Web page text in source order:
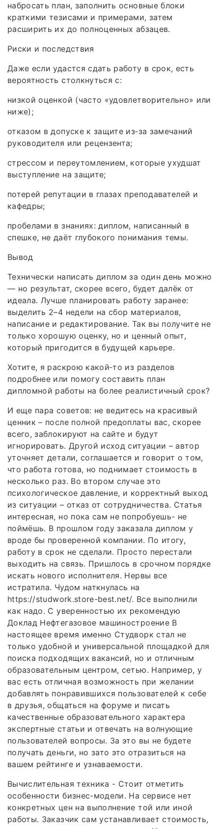
набросать план, заполнить основные блоки
краткими тезисами и примерами, затем
расширить их до полноценных абзацев.
Риски и последствия
Даже если удастся сдать работу в срок, есть
вероятность столкнуться с:
низкой оценкой (часто «удовлетворительно» или
ниже);
отказом в допуске к защите из‑за замечаний
руководителя или рецензента;
стрессом и переутомлением, которые ухудшат
выступление на защите;
потерей репутации в глазах преподавателей и
кафедры;
пробелами в знаниях: диплом, написанный в
спешке, не даёт глубокого понимания темы.
Вывод
Технически написать диплом за один день можно
— но результат, скорее всего, будет далёк от
идеала. Лучше планировать работу заранее:
выделить 2–4 недели на сбор материалов,
написание и редактирование. Так вы получите не
только хорошую оценку, но и ценный опыт,
который пригодится в будущей карьере.
Хотите, я раскрою какой‑то из разделов
подробнее или помогу составить план
дипломной работы на более реалистичный срок?
И еще пара советов: не ведитесь на красивый
ценник – после полной предоплаты вас, скорее
всего, заблокируют на сайте и будут
игнорировать. Другой исход ситуации – автор
уточняет детали, соглашается и говорит о том,
что работа готова, но поднимает стоимость в
несколько раз. Во втором случае это
психологическое давление, и корректный выход
из ситуации – отказ от сотрудничества. Статья
интересная, но пока сам не попробуешь- не
поймёшь. В прошлом году заказала диплом у
вроде бы проверенной компании. По итогу,
работу в срок не сделали. Просто перестали
выходить на связь. Пришлось в срочном порядке
искать нового исполнителя. Нервы все
истратила. Чудом наткнулась на
https://studwork.store-best.net/. Все выполнили
как надо. С уверенностью их рекомендую
Доклад Нефтегазовое машиностроение В
настоящее время именно Студворк стал не
только удобной и универсальной площадкой для
поиска подходящих вакансий, но и отличным
образовательным центром, сетью. Например, у
вас есть отличная возможность при желании
добавлять понравившихся пользователей к себе
в друзья, общаться на форуме и писать
качественные образовательного характера
экспертные статьи и отвечать на волнующие
пользователей вопросы. За это вы не будете
получать деньги, но зато это отразиться на
вашем рейтинге и узнаваемости.
Вычислительная техника - Стоит отметить
особенности бизнес-модели. На сервисе нет
конкретных цен на выполнение той или иной
работы. Заказчик сам устанавливает стоимость,